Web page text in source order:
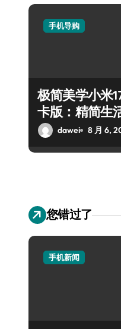
手机导购
极简美学小米
卡版：精简生
dawei 8 月 6,
您错过了
手机新闻